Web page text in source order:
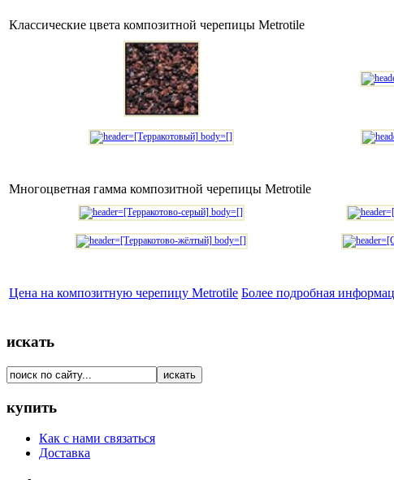
Классические цвета композитной черепицы Metrotile
Многоцветная гамма композитной черепицы Metrotile
Цена на композитную черепицу Metrotile Более подробная
искать
купить
Как с нами связаться
Доставка